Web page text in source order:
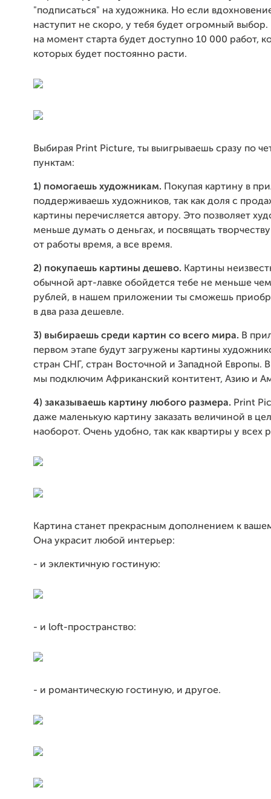
"подписаться" на художника. Но если
наступит не скоро, у тебя будет огромный
на момент старта будет доступно 10 000 работ,
которых будет постоянно расти.
Выбирая Print Picture, ты выигрываешь сразу по
пунктам:
1) помогаешь художникам.
Покупая картину в
поддерживаешь художников, так как доля с
картины перечисляется автору. Это позволяет
меньше думать о деньгах, и посвящать
от работы время, а все время.
2) покупаешь картины дешево. Картины
обычной арт-лавке обойдется тебе не меньше
рублей, в нашем приложении ты сможешь
в два раза дешевле.
3) выбираешь среди картин со всего мира. В
первом этапе будут загружены картины
стран СНГ, стран Восточной и Западной Европы.
мы подключим Африканский контитент, Азию и
4) заказываешь картину любого размера. Print
даже маленькую картину заказать величиной в
наоборот. Очень удобно, так как квартиры у всех
Картина станет прекрасным дополнением к
Она украсит любой интерьер:
- и эклектичную гостиную:
- и loft-пространство:
- и романтическую гостиную, и другое.